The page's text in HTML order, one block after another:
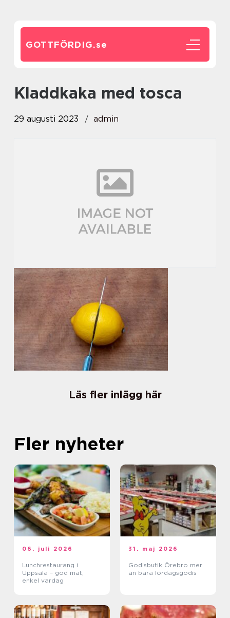
GOTTFÖRDIG.se
kladdkaka med tosca
29 augusti 2023 admin
Läs fler inlägg här
Fler nyheter
06. juli 2026
Lunchrestaurang i
Uppsala – god mat,
enkel vardag
31. maj 2026
Godisbutik Örebro mer
än bara lördagsgodis